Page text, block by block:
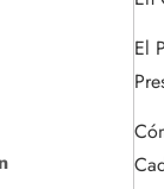
El